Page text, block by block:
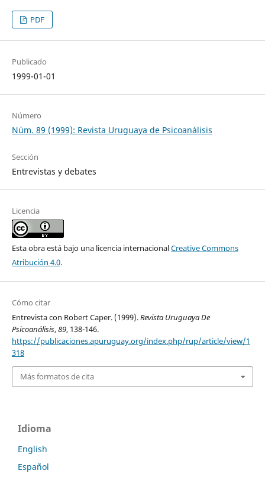
PDF
Publicado
1999-01-01
Número
Núm. 89 (1999): Revista Uruguaya de Psicoanálisis
Sección
Entrevistas y debates
Licencia
Esta obra está bajo una licencia internacionalCreative Commons
Atribución 4.0.
Cómo citar
Entrevista con Robert Caper. (1999).Revista Uruguaya De
Psicoanálisis,89, 138-146.
https://publicaciones.apuruguay.org/index.php/rup/article/view/1
318
Más formatos de cita
Idioma
English
Español